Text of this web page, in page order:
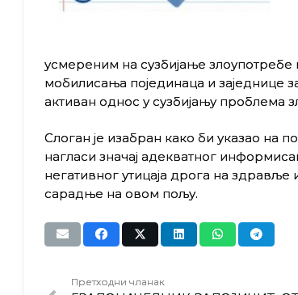
усмереним на сузбијање
мобилисања појединаца и заједнице
активан однос у сузбијању проблема
Слоган је изабран како би указао на
нагласи значај адекватног
негативног утицаја дрога на
сарадње на овом пољу.
Претходни чланак